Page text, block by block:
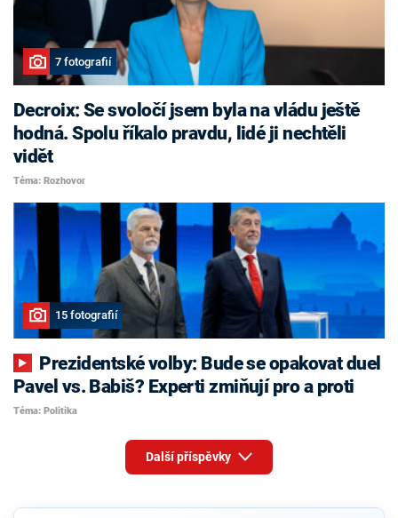
7 fotografií
Decroix: Se svoločí jsem byla na vládu ještě
hodná. Spolu říkalo pravdu, lidé ji nechtěli
vidět
Téma: Rozhovor
15 fotografií
Pavel vs. Babiš? Experti zmiňují pro a proti
Téma: Politika
Další příspěvky